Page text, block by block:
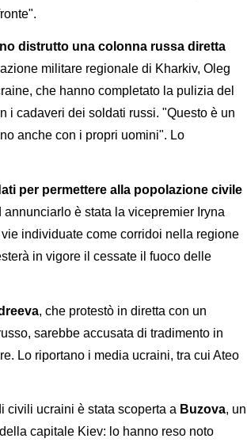
distrutto una colonna russa diretta
militare regionale di Kharkiv, Oleg
che hanno completato la pulizia del
i cadaveri dei soldati russi. "Questo è un
anche con i propri uomini". Lo
per permettere alla popolazione civile
annunciarlo è stata la vicepremier Iryna
individuate come corridoi nella regione
in vigore il cessate il fuoco delle
, che protestò in diretta con un
sarebbe accusata di tradimento in
Lo riportano i media ucraini, tra cui Ateo
civili ucraini è stata scoperta a Buzova, un
capitale Kiev: lo hanno reso noto